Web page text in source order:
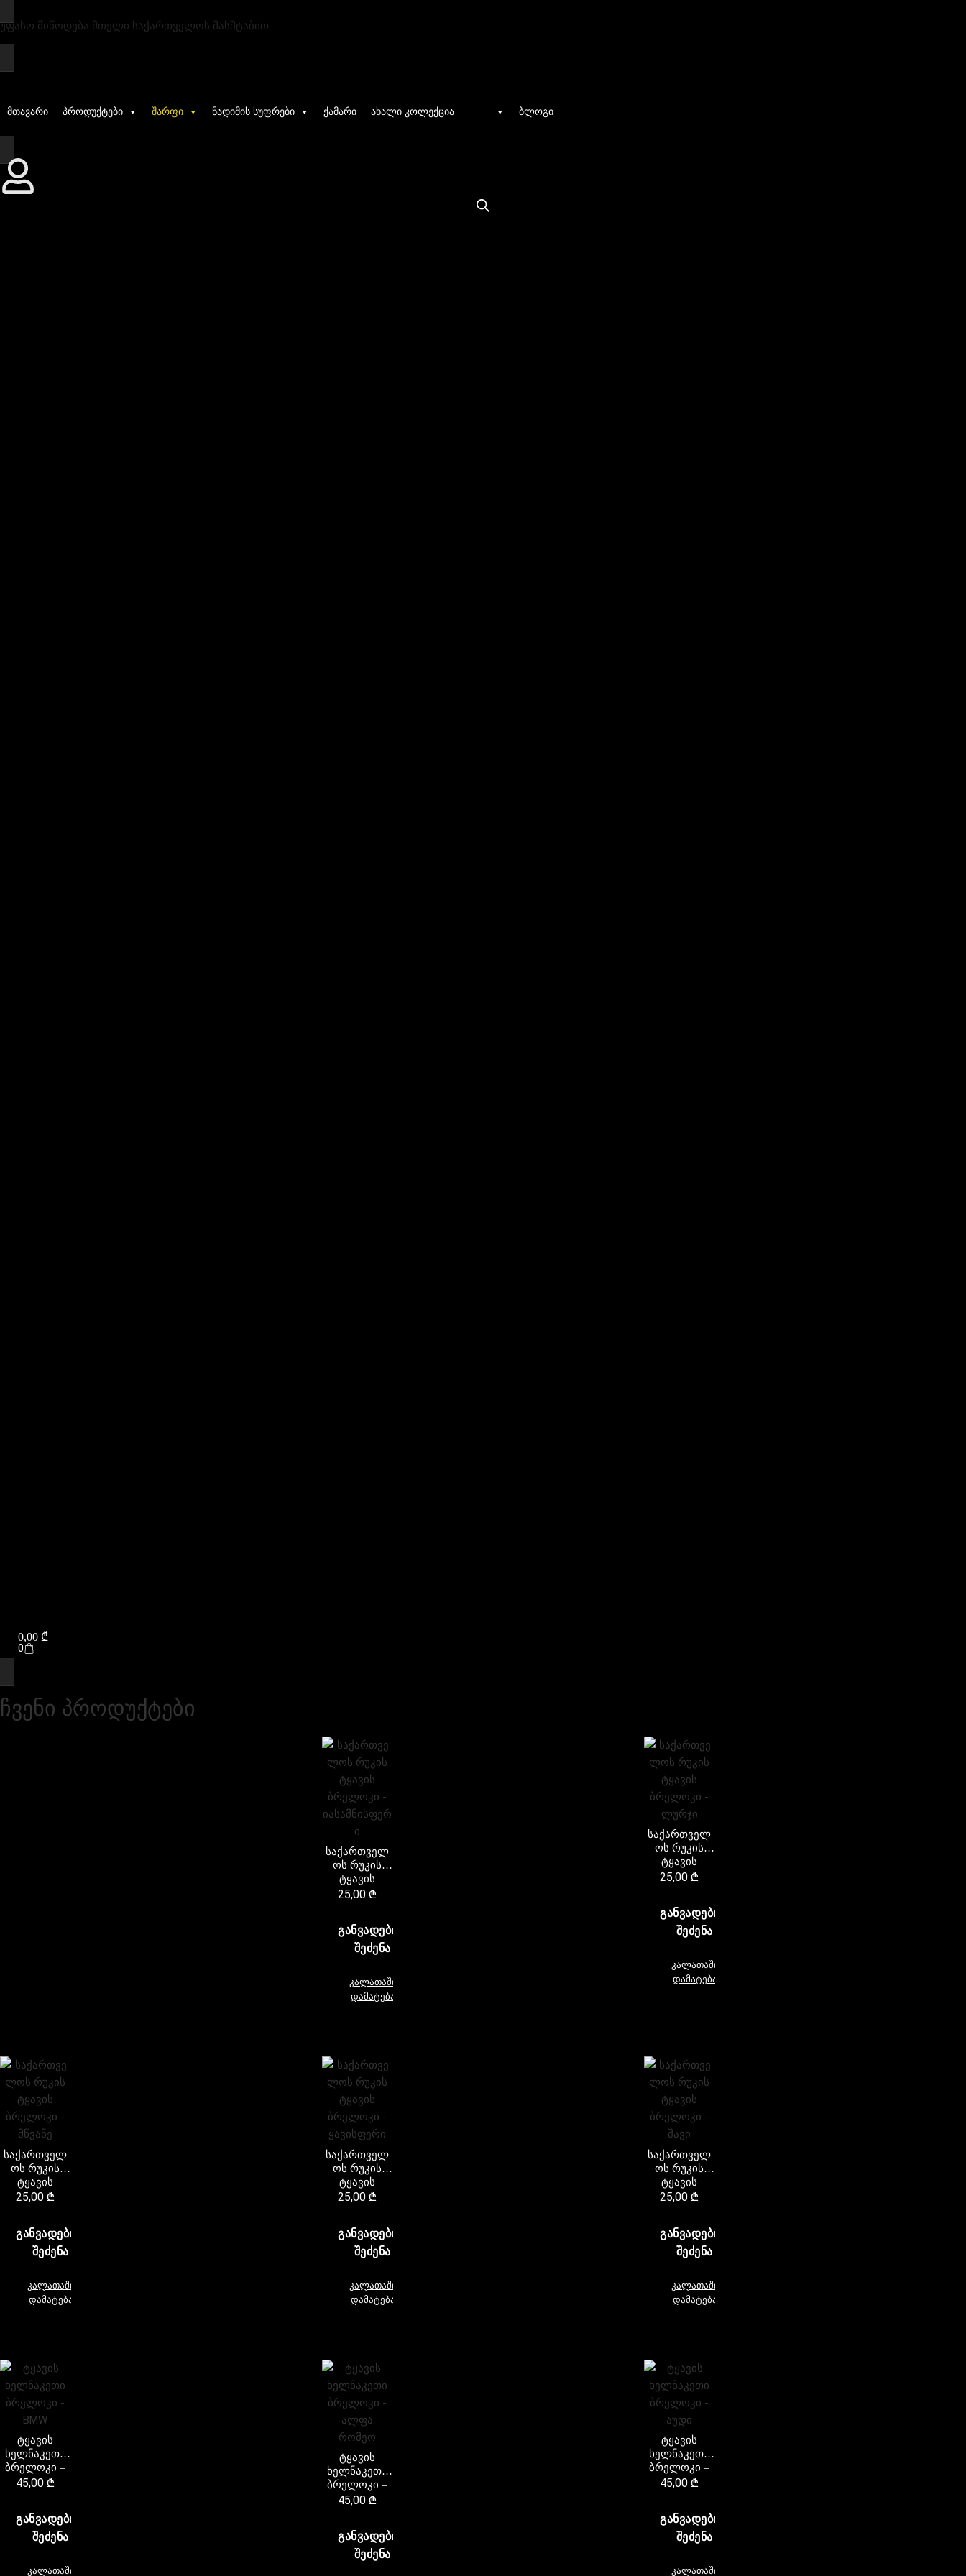
უფასო მიწოდება მთელი საქართველოს მასშტაბით
მთავარი პროდუქტები შარფი ნადიმის სუფრები ქამარი ახალი კოლექცია ბლოგი
0,00 ₾
0
ჩვენი პროდუქტები
საქართველ
ოს რუკის
ტყავის
ბრელოკი –
25,00₾
ᲒᲐᲜᲕᲐᲓᲔᲑᲘᲗ
ᲨᲔᲫᲔᲜᲐ
კალათაში
დამატება
საქართველ
ოს რუკის
ტყავის
ბრელოკი –
25,00₾
ᲒᲐᲜᲕᲐᲓᲔᲑᲘᲗ
ᲨᲔᲫᲔᲜᲐ
კალათაში
დამატება
საქართველ
ოს რუკის
ტყავის
ბრელოკი –
25,00₾
ᲒᲐᲜᲕᲐᲓᲔᲑᲘᲗ
ᲨᲔᲫᲔᲜᲐ
კალათაში
დამატება
საქართველ
ოს რუკის
ტყავის
ბრელოკი –
25,00₾
ᲒᲐᲜᲕᲐᲓᲔᲑᲘᲗ
ᲨᲔᲫᲔᲜᲐ
კალათაში
დამატება
საქართველ
ოს რუკის
ტყავის
ბრელოკი –
25,00₾
ᲒᲐᲜᲕᲐᲓᲔᲑᲘᲗ
ᲨᲔᲫᲔᲜᲐ
კალათაში
დამატება
ტყავის
ხელნაკეთი
ბრელოკი –
BMW
45,00₾
ᲒᲐᲜᲕᲐᲓᲔᲑᲘᲗ
ᲨᲔᲫᲔᲜᲐ
კალათაში
ტყავის
ხელნაკეთი
ბრელოკი –
ალფა
45,00₾
ᲒᲐᲜᲕᲐᲓᲔᲑᲘᲗ
ᲨᲔᲫᲔᲜᲐ
ტყავის
ხელნაკეთი
ბრელოკი –
აუდი
45,00₾
ᲒᲐᲜᲕᲐᲓᲔᲑᲘᲗ
ᲨᲔᲫᲔᲜᲐ
კალათაში